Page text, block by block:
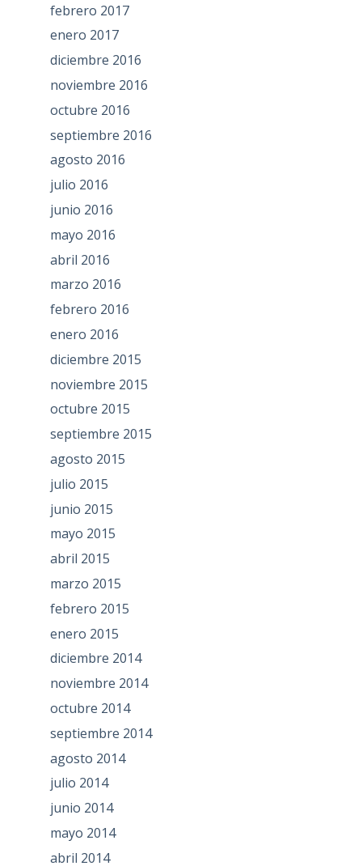
febrero 2017
enero 2017
diciembre 2016
noviembre 2016
octubre 2016
septiembre 2016
agosto 2016
julio 2016
junio 2016
mayo 2016
abril 2016
marzo 2016
febrero 2016
enero 2016
diciembre 2015
noviembre 2015
octubre 2015
septiembre 2015
agosto 2015
julio 2015
junio 2015
mayo 2015
abril 2015
marzo 2015
febrero 2015
enero 2015
diciembre 2014
noviembre 2014
octubre 2014
septiembre 2014
agosto 2014
julio 2014
junio 2014
mayo 2014
abril 2014